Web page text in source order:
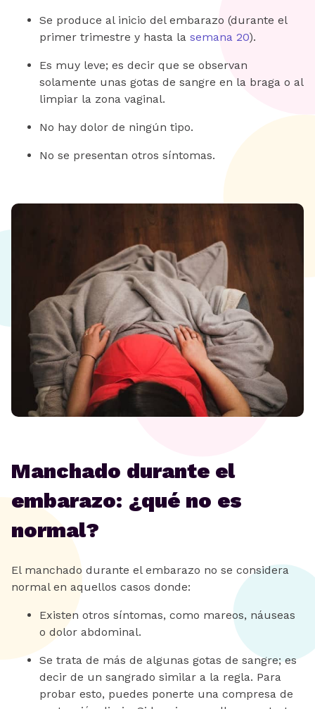
Se produce al inicio del embarazo (durante el
primer trimestre y hasta la semana 20).
Es muy leve; es decir que se observan
solamente unas gotas de sangre en la braga o al
limpiar la zona vaginal.
No hay dolor de ningún tipo.
No se presentan otros síntomas.
Manchado durante el
embarazo: ¿qué no es
normal?
El manchado durante el embarazo no se considera
normal en aquellos casos donde:
Existen otros síntomas, como mareos, náuseas
o dolor abdominal.
Se trata de más de algunas gotas de sangre; es
decir de un sangrado similar a la regla. Para
probar esto, puedes ponerte una compresa de